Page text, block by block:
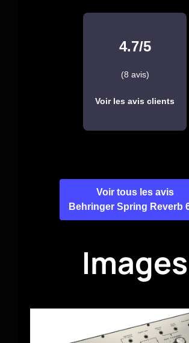
4.7/5
(8 avis)
Voir les avis clients
Voir tous les avis
Behringer Spring Reverb
Images